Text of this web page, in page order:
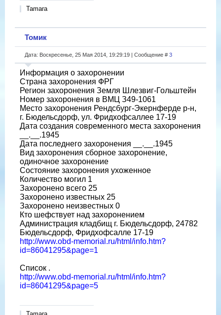
Tamara
Томик
Дата: Воскресенье, 25 Мая 2014, 19:29:19 | Сообщение # 3
Информация о захоронении
Страна захоронения ФРГ
Регион захоронения Земля Шлезвиг-Гольштейн
Номер захоронения в ВМЦ З49-1061
Место захоронения Рендсбург-Экернферде р-н,
г. Бюдельсдорф, ул. Фридхофсаллее 17-19
Дата создания современного места захоронения
__.__.1945
Дата последнего захоронения __.__.1945
Вид захоронения сборное захоронение,
одиночное захоронение
Состояние захоронения ухоженное
Количество могил 1
Захоронено всего 25
Захоронено известных 25
Захоронено неизвестных 0
Кто шефствует над захоронением
Администрация кладбищ г. Бюдельсдорф, 24782
Бюдельсдорф, Фридхофсалле 17-19
http://www.obd-memorial.ru/html/info.htm?
id=86041295&page=1
Список .
http://www.obd-memorial.ru/html/info.htm?
id=86041295&page=5